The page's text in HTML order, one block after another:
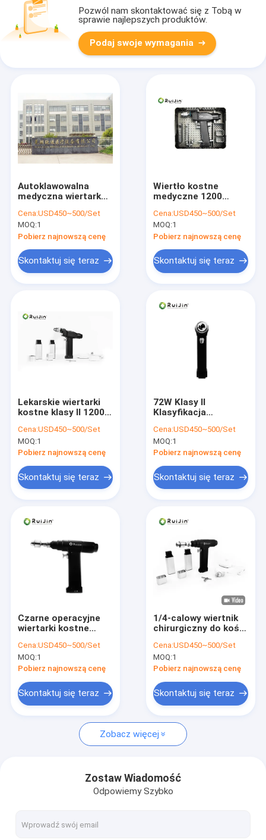
Wycieczka po fabryce
Medyczne wiertło do kości
Wiertło chirurgiczne do kości
Oscylacyjna piła do kości
Posuwisto-zwrotna piła do kości
Pozwól nam skontaktować się z Tobą w
sprawie najlepszych produktów.
Podaj swoje wymagania
Autoklawowalna
medyczna wiertarka
obr./min do chirurgii
ortopedycznej
Cena:USD450~500/Set
MOQ:1
Pobierz najnowszą cenę
Skontaktuj się teraz
Wiertło kostne
medyczne 1200
do chirurgii
ortopedycznej ze
stali nierdzewnej
Cena:USD450~500/Set
MOQ:1
Pobierz najnowszą cenę
Skontaktuj się teraz
Lekarskie wiertarki
kostne klasy II 1200
momentem
obrotowym 33000
gcm
Cena:USD450~500/Set
MOQ:1
Pobierz najnowszą cenę
Skontaktuj się teraz
72W Klasy II
Klasyfikacja
Medyczne wiertło
kostne z metodą
sterylizacji
Cena:USD450~500/Set
MOQ:1
Pobierz najnowszą cenę
Skontaktuj się teraz
Czarne operacyjne
wiertarki kostne
przyrządów ABCD-
123 dla procedury
osteotomii i
Cena:USD450~500/Set
MOQ:1
Pobierz najnowszą cenę
Skontaktuj się teraz
1/4-calowy wiertnik
chirurgiczny do kości
długotrwałym
akcesorium do
ładowarki
Cena:USD450~500/Set
MOQ:1
Pobierz najnowszą cenę
Skontaktuj się teraz
Zobacz więcej
Zostaw Wiadomość
Odpowiemy Szybko